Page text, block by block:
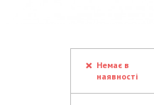
Немає в
наявності